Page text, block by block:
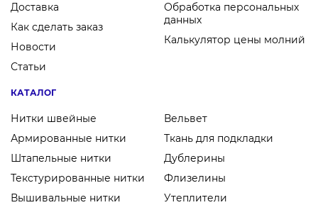
Доставка
Как сделать заказ
Новости
Статьи
Обработка персональных
данных
Калькулятор цены молний
КАТАЛОГ
Нитки швейные
Армированные нитки
Штапельные нитки
Текстурированные нитки
Вышивальные нитки
Вельвет
Ткань для подкладки
Дублерины
Флизелины
Утеплители